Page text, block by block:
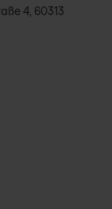
4, 60313